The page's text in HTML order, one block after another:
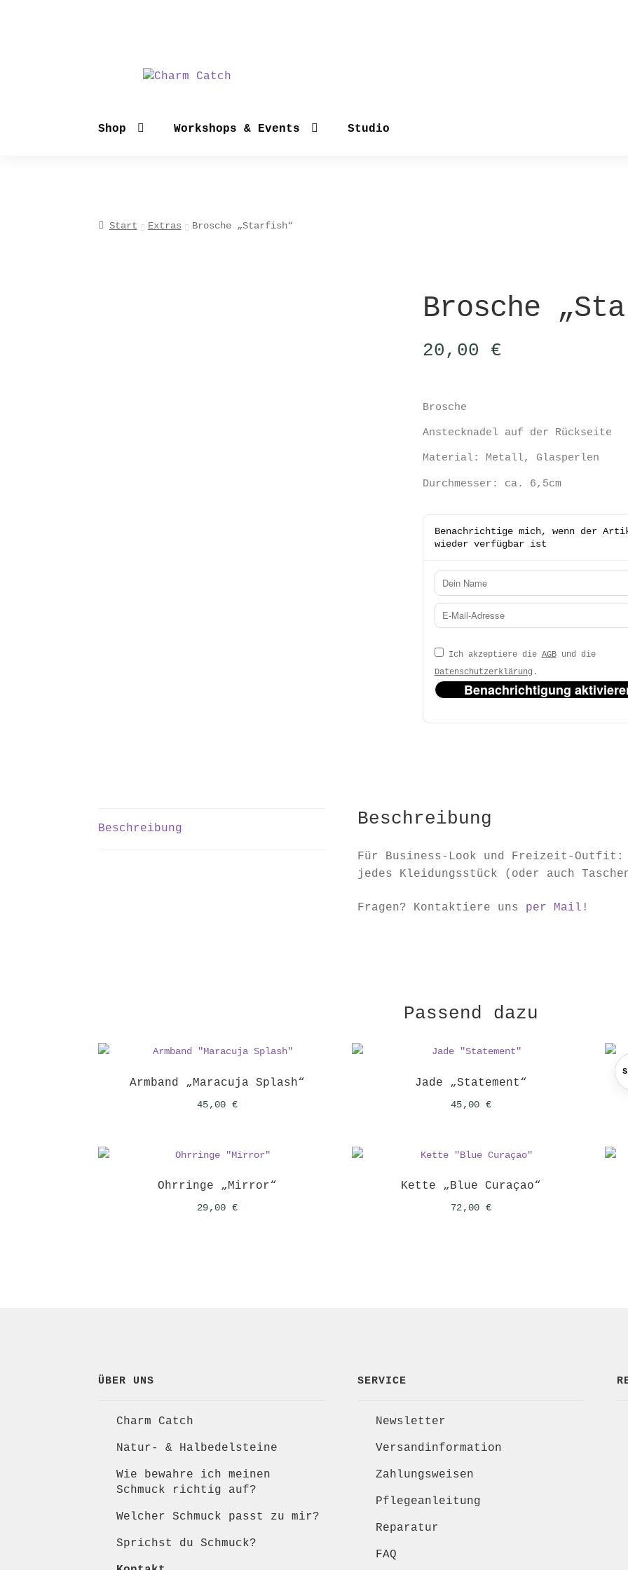
springen
springen
Shop Workshops & Events Studio
Start Extras Brosche „Starfish“
Brosche
20,00 €
Brosche
Anstecknadel auf der Rückseite
Material: Metall, Glasperlen
Durchmesser: ca. 6,5cm
Benachrichtige mich, wenn der
wieder verfügbar ist
Ich akzeptiere die AGBund die
Datenschutzerklärung .
Benachrichtigung
Beschreibung Beschreibung
Für Business-Look und Freizeit-Outfit:
jedes Kleidungsstück (oder auch
Fragen? Kontaktiere uns per Mail !
Passend dazu
Armband „Maracuja Splash“
45,00 €
Jade „Statement“
45,00 €
Ohrringe „Mirror“
29,00 €
Kette „Blue Curaçao“
72,00 €
ÜBER UNS
Charm Catch
Natur- & Halbedelsteine
Wie bewahre ich meinen
Schmuck richtig auf?
Welcher Schmuck passt zu mir?
Sprichst du Schmuck?
SERVICE
Newsletter
Versandinformation
Zahlungsweisen
Pflegeanleitung
Reparatur
FAQ